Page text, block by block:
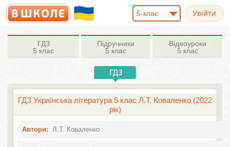
5-клас
ГДЗ
5 клас
Підручники
5 клас
Відеоуроки
5 клас
ГДЗ Українська література 5 клас Л.Т. Коваленко (2022
рік)
Автори: Л.Т. Коваленко